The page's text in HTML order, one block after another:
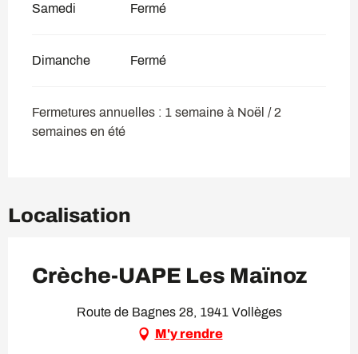
Samedi Fermé
Dimanche Fermé
Fermetures annuelles : 1 semaine à Noël / 2
semaines en été
Localisation
Crèche-UAPE Les Maïnoz
Route de Bagnes 28, 1941 Vollèges
M'y rendre